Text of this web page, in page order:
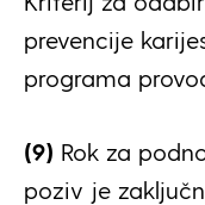
prevencije
programa
(9) Rok za
poziv je